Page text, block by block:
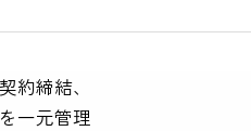
約締結、
一元管理